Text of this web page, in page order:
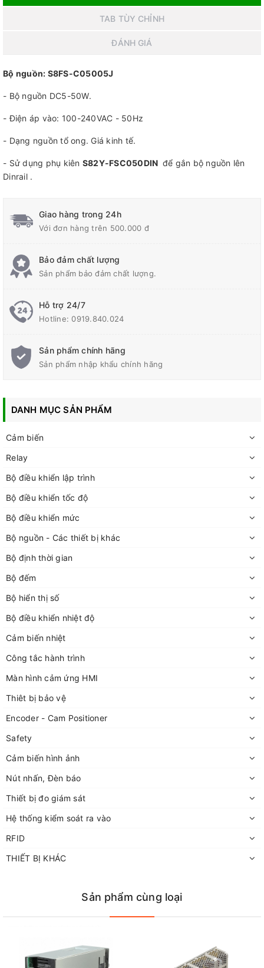
TAB TÙY CHỈNH
ĐÁNH GIÁ
Bộ nguồn: S8FS-C05005J
- Bộ nguồn DC5-50W.
- Điện áp vào: 100-240VAC - 50Hz
- Dạng nguồn tổ ong. Giá kinh tế.
- Sử dụng phụ kiên S82Y-FSC050DIN để gắn bộ nguồn lên
Dinrail .
Giao hàng trong 24h
Với đơn hàng trên 500.000 đ
Bảo đảm chất lượng
Sản phẩm bảo đảm chất lượng.
Hỗ trợ 24/7
Hotline:0919.840.024
Sản phẩm chính hãng
Sản phẩm nhập khẩu chính hãng
DANH MỤC SẢN PHẨM
Cảm biến
Relay
Bộ điều khiển lập trình
Bộ điều khiển tốc độ
Bộ điều khiển mức
Bộ nguồn - Các thiết bị khác
Bộ định thời gian
Bộ đếm
Bộ hiển thị số
Bộ điều khiển nhiệt độ
Cảm biến nhiệt
Công tắc hành trình
Màn hình cảm ứng HMI
Thiêt bị bảo vệ
Encoder - Cam Positioner
Safety
Cảm biến hình ảnh
Nút nhấn, Đèn báo
Thiết bị đo giám sát
Hệ thống kiểm soát ra vào
RFID
THIẾT BỊ KHÁC
Sản phẩm cùng loại